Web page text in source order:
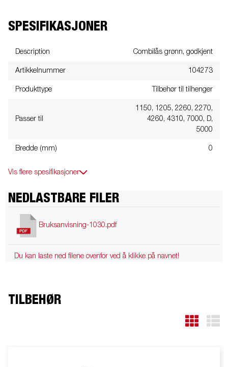
SPESIFIKASJONER
Description Combilås grønn, godkjent
Artikkelnummer 104273
Produkttype Tilbehør til tilhenger
Passer til
1150, 1205, 2260, 2270,
4260, 4310, 7000, D,
5000
Bredde (mm) 0
Vis flere spesifikasjoner
NEDLASTBARE FILER
Bruksanvisning-1030.pdf
Du kan laste ned filene ovenfor ved å klikke på navnet!
TILBEHØR